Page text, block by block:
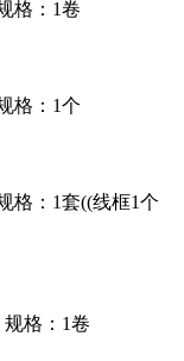
格：1卷
格：1个
格：1套((线框1个
规格：1卷